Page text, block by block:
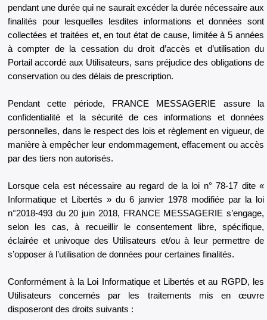
pendant une durée qui ne saurait excéder la durée nécessaire aux
finalités pour lesquelles lesdites informations et données sont
collectées et traitées et, en tout état de cause, limitée à 5 années
à compter de la cessation du droit d’accès et d’utilisation du
Portail accordé aux Utilisateurs, sans préjudice des obligations de
conservation ou des délais de prescription.
Pendant cette période, FRANCE MESSAGERIE assure la
confidentialité et la sécurité de ces informations et données
personnelles, dans le respect des lois et règlement en vigueur, de
manière à empêcher leur endommagement, effacement ou accès
par des tiers non autorisés.
Lorsque cela est nécessaire au regard de la loi n° 78-17 dite «
Informatique et Libertés » du 6 janvier 1978 modifiée par la loi
n°2018-493 du 20 juin 2018, FRANCE MESSAGERIE s’engage,
selon les cas, à recueillir le consentement libre, spécifique,
éclairée et univoque des Utilisateurs et/ou à leur permettre de
s’opposer à l’utilisation de données pour certaines finalités.
Conformément à la Loi Informatique et Libertés et au RGPD, les
Utilisateurs concernés par les traitements mis en œuvre
disposeront des droits suivants :